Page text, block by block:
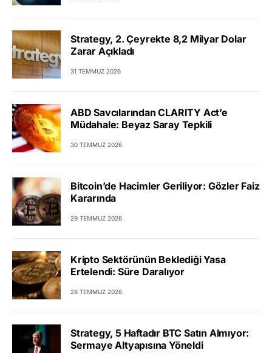
Strategy, 2. Çeyrekte 8,2 Milyar Dolar
Zarar Açıkladı
31 TEMMUZ 2026
ABD Savcılarından CLARITY Act’e
Müdahale: Beyaz Saray Tepkili
30 TEMMUZ 2026
Bitcoin’de Hacimler Geriliyor: Gözler Faiz
Kararında
29 TEMMUZ 2026
Kripto Sektörünün Beklediği Yasa
Ertelendi: Süre Daralıyor
28 TEMMUZ 2026
Strategy, 5 Haftadır BTC Satın Almıyor:
Sermaye Altyapısına Yöneldi